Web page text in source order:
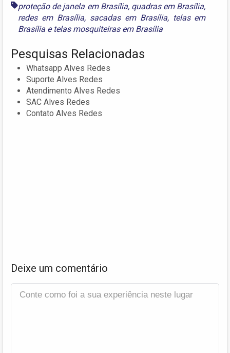
proteção de janela em Brasília, quadras em Brasília,
redes em Brasília, sacadas em Brasília, telas em
Brasília e telas mosquiteiras em Brasília
Pesquisas Relacionadas
Whatsapp Alves Redes
Suporte Alves Redes
Atendimento Alves Redes
SAC Alves Redes
Contato Alves Redes
Deixe um comentário